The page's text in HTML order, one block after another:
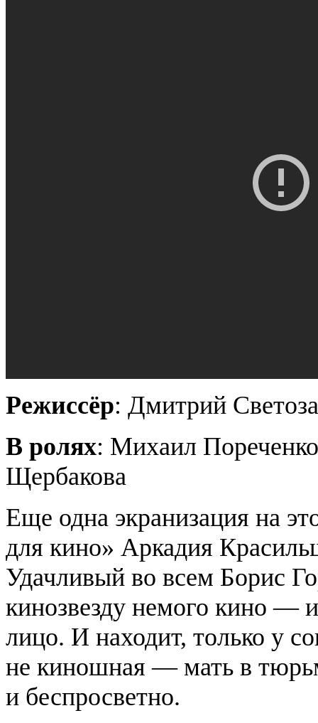
Режиссёр: Дмитрий
В ролях: Михаил
Щербакова
Еще одна экранизация на
для кино» Аркадия
Удачливый во всем Борис
кинозвезду немого кино —
лицо. И находит, только у
не киношная — мать в
и беспросветно.